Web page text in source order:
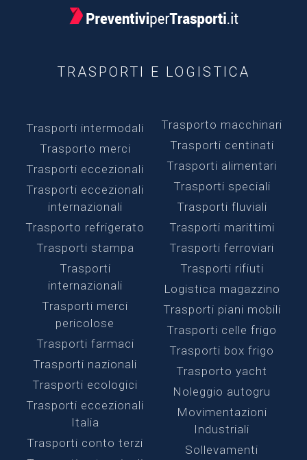
TRASPORTI E LOGISTICA
Trasporti intermodali
Trasporto merci
Trasporti eccezionali
Trasporti eccezionali
internazionali
Trasporto refrigerato
Trasporti stampa
Trasporti
internazionali
Trasporti merci
pericolose
Trasporti farmaci
Trasporti nazionali
Trasporti ecologici
Trasporti eccezionali
Italia
Trasporti conto terzi
Trasporto macchinari
Trasporti centinati
Trasporti alimentari
Trasporti speciali
Trasporti fluviali
Trasporti marittimi
Trasporti ferroviari
Trasporti rifiuti
Logistica magazzino
Trasporti piani mobili
Trasporti celle frigo
Trasporti box frigo
Trasporto yacht
Noleggio autogru
Movimentazioni
Industriali
Sollevamenti